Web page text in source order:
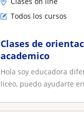
Todos los cursos
Clases de
academico
Hola soy educadora
liceo, puedo ayudarte